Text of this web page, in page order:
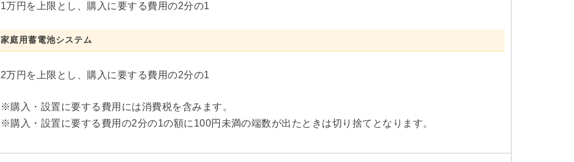
1万円を上限とし、購入に要する費用の2分の1
家庭用蓄電池システム
2万円を上限とし、購入に要する費用の2分の1
※購入・設置に要する費用には消費税を含みます。
※購入・設置に要する費用の2分の1の額に100円未満の端数が出たときは切り捨てとなります。